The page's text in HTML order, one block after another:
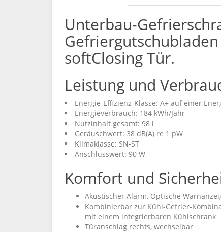
Unterbau-
softClosing Tür.
Leistung und
Energie-Effizienz-Klasse: A+ auf einer
Energieverbrauch: 184 kWh/Jahr
Nutzinhalt gesamt: 98 l
Geräuschwert: 38 dB(A) re 1 pW
Klimaklasse: SN-ST
Anschlusswert: 90 W
Komfort und
Akustischer Alarm, Optische
Kombinierbar zur Kühl-Gefrier-
mit einem integrierbaren Kühlschrank
Türanschlag rechts, wechselbar